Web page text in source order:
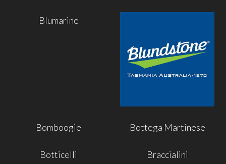
Blumarine
Bomboogie Bottega Martinese
Botticelli Braccialini